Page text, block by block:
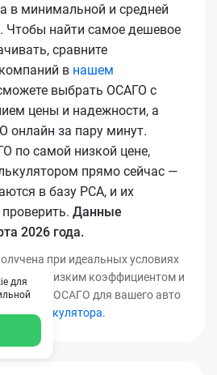
в минимальной и средней
Чтобы найти самое дешевое
сравните
в нашем
выбрать ОСАГО с
цены и надежности, а
онлайн за пару минут.
по самой низкой цене,
прямо сейчас —
в базу РСА, и их
Данные
2026 года.
при идеальных условиях
с низким коэффициентом и
ОСАГО для вашего авто
калькулятора.
для